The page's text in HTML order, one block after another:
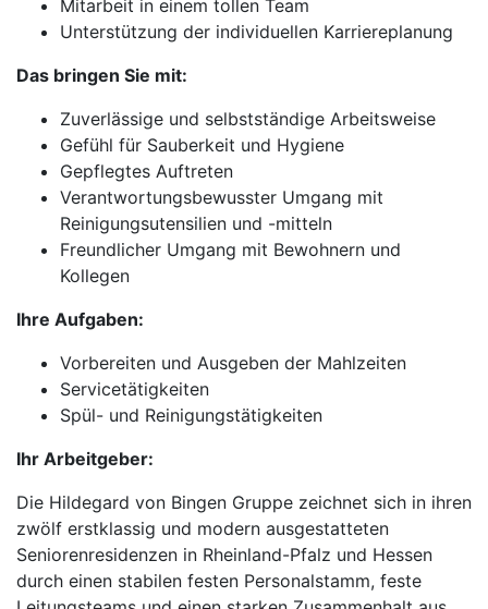
Mitarbeit in einem tollen Team
Unterstützung der individuellen Karriereplanung
Das bringen Sie mit:
Zuverlässige und selbstständige Arbeitsweise
Gefühl für Sauberkeit und Hygiene
Gepflegtes Auftreten
Verantwortungsbewusster Umgang mit
Reinigungsutensilien und -mitteln
Freundlicher Umgang mit Bewohnern und
Kollegen
Ihre Aufgaben:
Vorbereiten und Ausgeben der Mahlzeiten
Servicetätigkeiten
Spül- und Reinigungstätigkeiten
Ihr Arbeitgeber:
Die Hildegard von Bingen Gruppe zeichnet sich in ihren
zwölf erstklassig und modern ausgestatteten
Seniorenresidenzen in Rheinland-Pfalz und Hessen
durch einen stabilen festen Personalstamm, feste